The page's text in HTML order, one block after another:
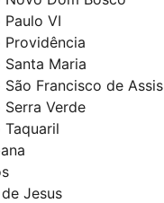
VI
Providência
Maria
São Francisco de Assis
Verde
Taquaril
Jesus